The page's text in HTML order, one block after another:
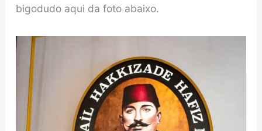
bigodudo aqui da foto abaixo.